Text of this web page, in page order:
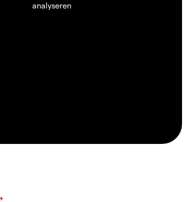
analyseren